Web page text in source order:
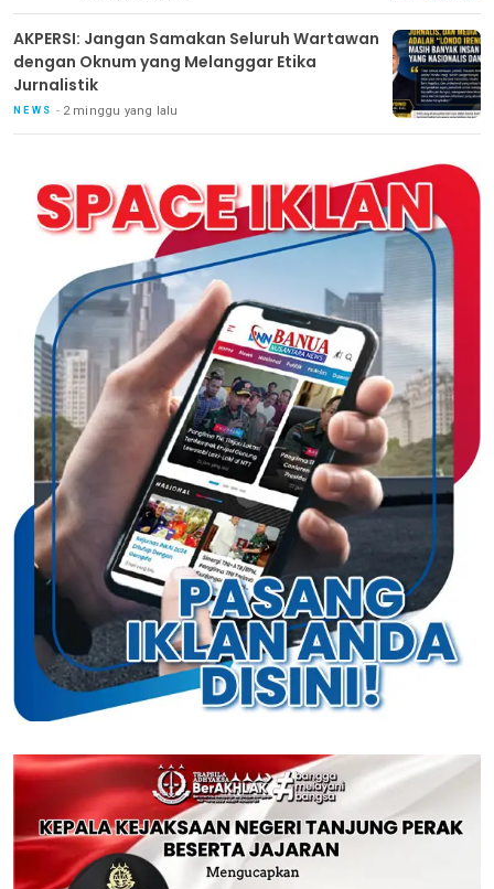
AKPERSI: Jangan Samakan Seluruh Wartawan
dengan Oknum yang Melanggar Etika
Jurnalistik
NEWS 2 minggu yang lalu